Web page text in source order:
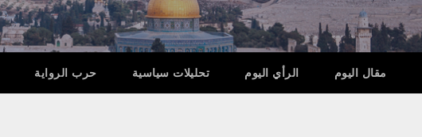
مقال اليوم الرأي اليوم تحليلات سياسية حرب الرواية